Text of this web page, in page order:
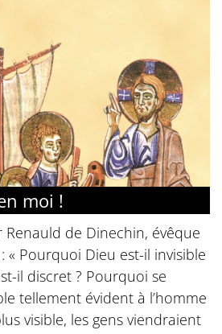
moi !
de Dinechin, évêque
« Pourquoi Dieu est-il invisible
il discret ? Pourquoi se
tellement évident à l’homme
visible, les gens viendraient